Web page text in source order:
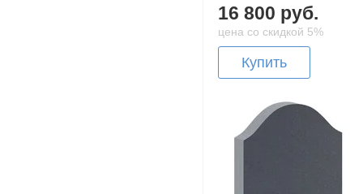
16 800 руб.
цена со скидкой 5%
Купить